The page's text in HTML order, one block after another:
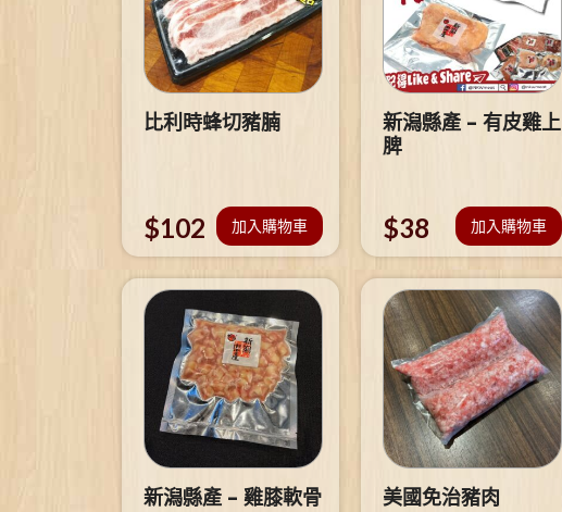
比利時蜂切豬腩
$102 加入購物車
新潟縣產 – 有皮雞上
脾
$38 加入購物車
新潟縣產 – 雞膝軟骨 美國免治豬肉